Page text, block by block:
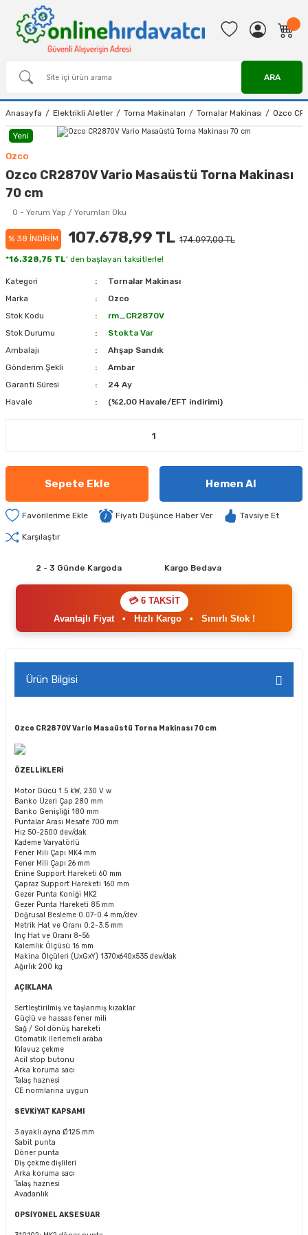
ARA
Anasayfa Elektrikli Aletler Torna Makinaları Tornalar Makinası Ozco
Yeni
Ozco
Ozco CR2870V Vario Masaüstü Torna Makinası
70 cm
0 - Yorum Yap / Yorumları Oku
% 38 İNDİRİM 107.678,99 TL 174.097,00 TL
*16.328,75 TL' den başlayan taksitlerle!
Kategori
Tornalar Makinası
Marka
Ozco
Stok Kodu
rm_CR2870V
Stok Durumu
Stokta Var
Ambalajı
Ahşap Sandık
Gönderim Şekli
Ambar
Garanti Süresi
24 Ay
Havale
(%2,00 Havale/EFT indirimi)
Sepete Ekle Hemen Al
Fiyatı Düşünce Haber Ver Tavsiye Et
Karşılaştır
2 - 3 Günde Kargoda Kargo Bedava
💳 6 TAKSİT
Avantajlı Fiyat• Hızlı Kargo• Sınırlı Stok !
Ürün Bilgisi
Ozco CR2870V Vario Masaüstü Torna Makinası 70 cm
ÖZELLİKLERİ
Motor Gücü 1.5 kW, 230 V w
Banko Üzeri Çap 280 mm
Banko Genişliği 180 mm
Puntalar Arası Mesafe 700 mm
Hız 50-2500 dev/dak
Kademe Varyatörlü
Fener Mili Çapı MK4 mm
Fener Mili Çapı 26 mm
Enine Support Hareketi 60 mm
Çapraz Support Hareketi 160 mm
Gezer Punta Koniği MK2
Gezer Punta Hareketi 85 mm
Doğrusal Besleme 0.07-0.4 mm/dev
Metrik Hat ve Oranı 0.2-3.5 mm
İnç Hat ve Oranı 8-56
Kalemlik Ölçüsü 16 mm
Makina Ölçüleri (UxGxY) 1370x640x535 dev/dak
Ağırlık 200 kg
AÇIKLAMA
Sertleştirilmiş ve taşlanmış kızaklar
Güçlü ve hassas fener mili
Sağ / Sol dönüş hareketi
Otomatik ilerlemeli araba
Kılavuz çekme
Acil stop butonu
Arka koruma sacı
Talaş haznesi
CE normlarına uygun
SEVKİYAT KAPSAMI
3 ayaklı ayna Ø125 mm
Sabit punta
Döner punta
Diş çekme dişlileri
Arka koruma sacı
Talaş haznesi
Avadanlık
OPSİYONEL AKSESUAR